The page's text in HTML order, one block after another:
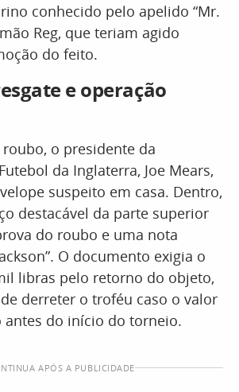
conhecido pelo apelido “Mr.
Reg, que teriam agido
do feito.
e operação
o presidente da
da Inglaterra, Joe Mears,
suspeito em casa. Dentro,
destacável da parte superior
do roubo e uma nota
O documento exigia o
libras pelo retorno do objeto,
derreter o troféu caso o valor
antes do início do torneio.
APÓS A PUBLICIDADE